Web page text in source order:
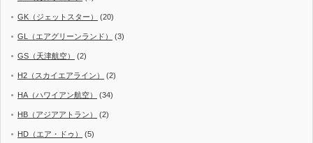
GK（ジェットスター） (20)
GL（エアグリーンランド） (3)
GS（天津航空） (2)
H2（スカイエアライン） (2)
HA（ハワイアン航空） (34)
HB（アジアアトラン） (2)
HD（エア・ドゥ） (5)